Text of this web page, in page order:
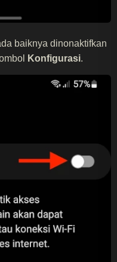
baiknya dinonaktifkan
Konfigurasi.